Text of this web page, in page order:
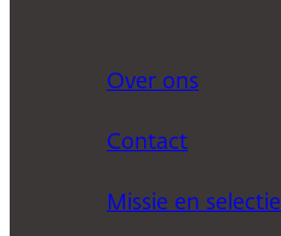
Over ons
Contact
Missie en selectie